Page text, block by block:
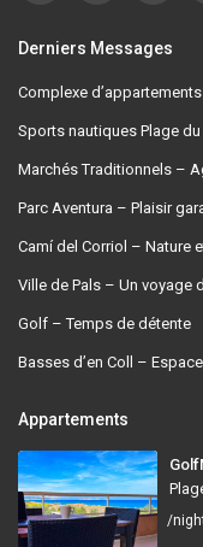
Derniers Messages
Complexe
Sports nautiques Plage du
Marchés Traditionnels –
Parc Aventura – Plaisir
Camí del Corriol – Nature
Ville de Pals – Un voyage
Golf – Temps de détente
Basses d’en Coll –
Appartements
/